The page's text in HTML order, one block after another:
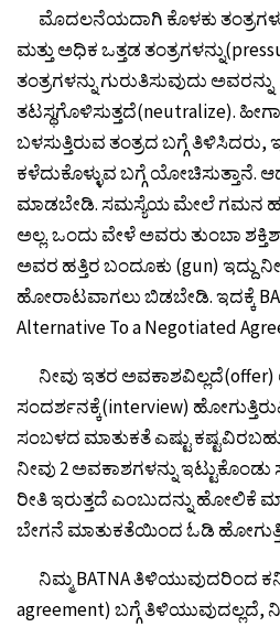
ಮೊದಲನೆಯದಾಗಿ ಕೊಳಕು ತಂತ್ರಗಳು.
ಮತ್ತು ಅಧಿಕ ಒತ್ತಡ
ತಂತ್ರಗಳನ್ನು ಗುರುತಿಸುವುದು ಅವರನ್ನು
ತಟಸ್ಥಗೊಳಿಸುತ್ತದೆ(neutralize).
ಬಳಸುತ್ತಿರುವ ತಂತ್ರದ ಬಗ್ಗೆ ತಿಳಿಸಿದರು,
ಕಳೆದುಕೊಳ್ಳುವ ಬಗ್ಗೆ ಯೋಚಿಸುತ್ತಾನೆ.
ಮಾಡಬೇಡಿ. ಸಮಸ್ಯೆಯ ಮೇಲೆ ಗಮನ
ಅಲ್ಲ. ಒಂದು ವೇಳೆ ಅವರು ತುಂಬಾ
ಅವರ ಹತ್ತಿರ ಬಂದೂಕು (gun) ಇದ್ದು
ಹೋರಾಟವಾಗಲು ಬಿಡಬೇಡಿ. ಇದಕ್ಕೆ
Alternative To a Negotiated
ನೀವು ಇತರ
ಸಂದರ್ಶನಕ್ಕೆ(interview)
ಸಂಬಳದ ಮಾತುಕತೆ ಎಷ್ಟು
ನೀವು 2 ಅವಕಾಶಗಳನ್ನು
ರೀತಿ ಇರುತ್ತದೆ ಎಂಬುದನ್ನು ಹೋಲಿಕೆ
ಬೇಗನೆ ಮಾತುಕತೆಯಿಂದ ಓಡಿ
ನಿಮ್ಮ BATNA ತಿಳಿಯುವುದರಿಂದ
agreement) ಬಗ್ಗೆ ತಿಳಿಯುವುದಲ್ಲದೆ,